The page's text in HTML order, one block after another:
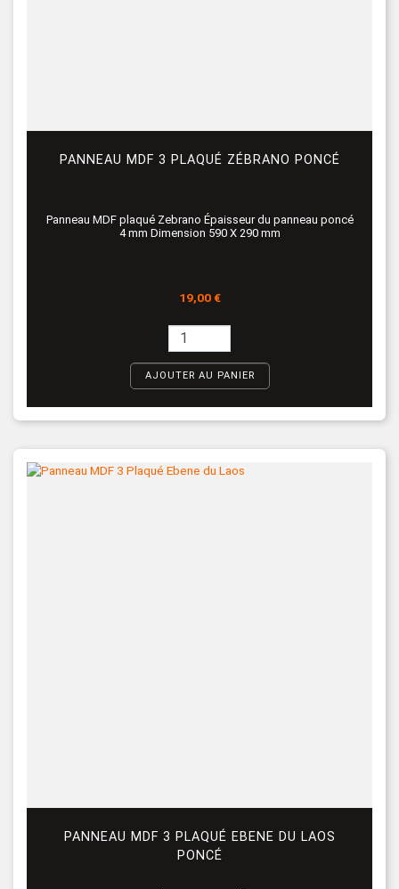
PANNEAU MDF 3 PLAQUÉ ZÉBRANO PONCÉ
Panneau MDF plaqué Zebrano Épaisseur du panneau poncé
4 mm Dimension 590 X 290 mm
Prix
19,00 €
AJOUTER AU PANIER
PANNEAU MDF 3 PLAQUÉ EBENE DU LAOS
PONCÉ